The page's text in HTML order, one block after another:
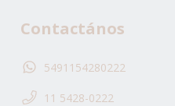
Contactános
5491154280222
11 5428-0222